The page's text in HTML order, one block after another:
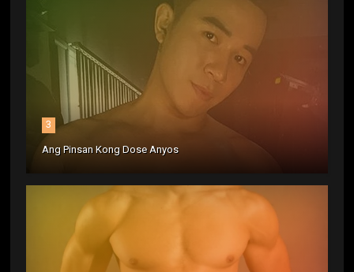
3
Ang Pinsan Kong Dose Anyos